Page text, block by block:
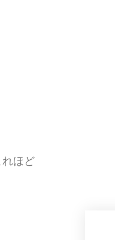
ほど